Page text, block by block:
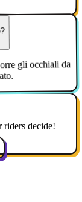
gli occhiali da
riders decide!